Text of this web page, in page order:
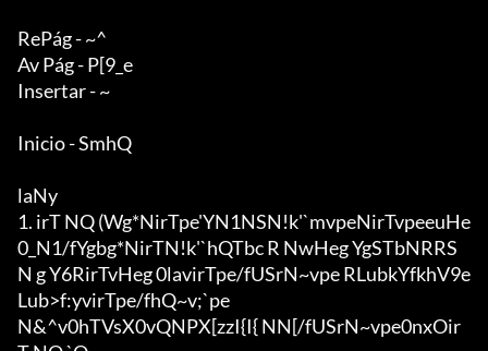
RePág - ~^
Av Pág - P[9_e
Insertar - ~
Inicio - SmhQ
laNy
1. irT NQ (Wg*NirTpe'YN1NSN!k'`mvpeNirTvpeeuHe
0_N1/fYgbg*NirTN!k'`hQTbc R NwHeg YgSTbNRRS
N g Y6RirTvHeg 0lavirTpe/fUSrN~vpe RLubkYfkhV9e
Lub>f:yvirTpe/fhQ~v;`pe
N&^v0hTVsX0vQNPX[zzI{I{ NN[/fUSrN~vpe0nxOir